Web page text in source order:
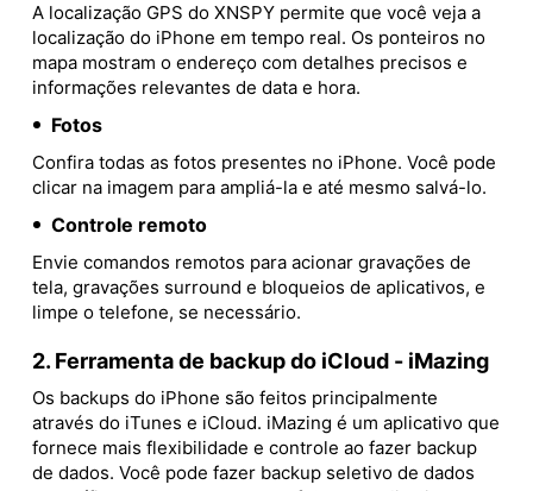
A localização GPS do XNSPY permite que você veja a
localização do iPhone em tempo real. Os ponteiros no
mapa mostram o endereço com detalhes precisos e
informações relevantes de data e hora.
Fotos
Confira todas as fotos presentes no iPhone. Você pode
clicar na imagem para ampliá-la e até mesmo salvá-lo.
Controle remoto
Envie comandos remotos para acionar gravações de
tela, gravações surround e bloqueios de aplicativos, e
limpe o telefone, se necessário.
2. Ferramenta de backup do iCloud - iMazing
Os backups do iPhone são feitos principalmente
através do iTunes e iCloud. iMazing é um aplicativo que
fornece mais flexibilidade e controle ao fazer backup
de dados. Você pode fazer backup seletivo de dados